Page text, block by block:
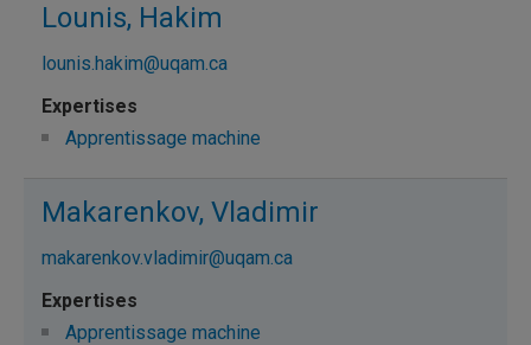
Lounis, Hakim
lounis.hakim@uqam.ca
Apprentissage machine
Makarenkov, Vladimir
makarenkov.vladimir@uqam.ca
Apprentissage machine